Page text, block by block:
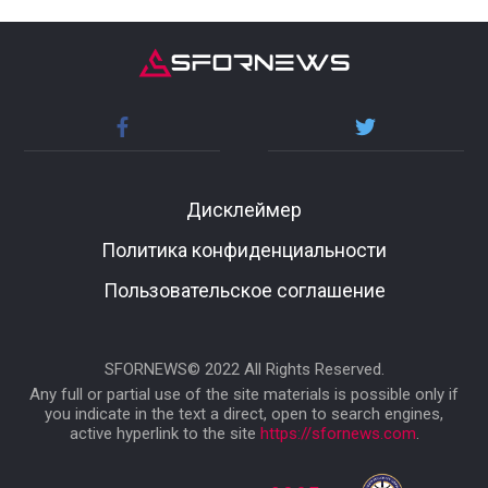
Дисклеймер
Политика конфиденциальности
Пользовательское соглашение
SFORNEWS© 2022 All Rights Reserved.
Any full or partial use of the site materials is possible only if
you indicate in the text a direct, open to search engines,
active hyperlink to the site https://sfornews.com